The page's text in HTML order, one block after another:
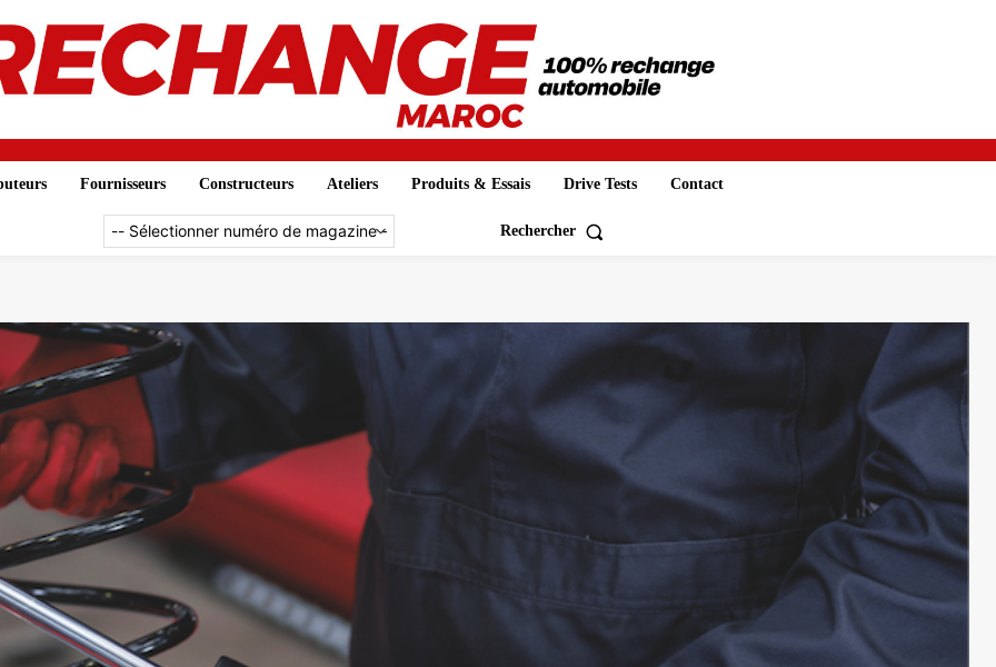
Fournisseurs Constructeurs Ateliers Produits & Essais Drive Tests Contact
Rechercher